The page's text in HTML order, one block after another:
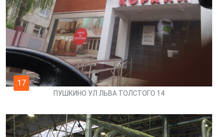
17
ПУШКИНО УЛ ЛЬВА ТОЛСТОГО 14